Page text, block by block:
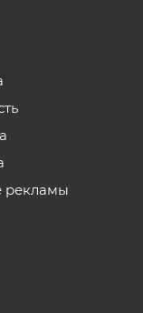
рекламы